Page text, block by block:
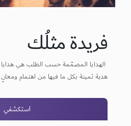
فريدة مثلُك
الهدايا المصمّمة حسب الطلب هي هدايا
هدية ثمينة بكل ما فيها من اهتمام
استكشفي